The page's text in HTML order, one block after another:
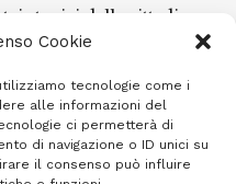
Cookie
tecnologie come i
alle informazioni del
ci permetterà di
di navigazione o ID unici su
il consenso può influire
storici delle cittadine
23 stranieri espulsi
di Giuseppe